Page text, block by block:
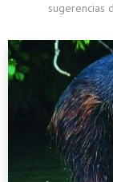
sugerencias